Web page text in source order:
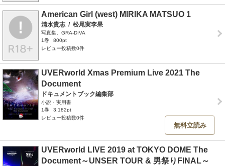
American Girl (west) MIRIKA MATSUO 1
清水貴志 / 松尾実李果
写真集、GRA-DIVA
1巻
800pt
レビュー投稿数0件
UVERworld Xmas Premium Live 2021 The
Document
ドキュメントブック編集部
小説・実用書
1巻
3,182pt
レビュー投稿数0件
無料立読み
UVERworld LIVE 2019 at TOKYO DOME The
Document～UNSER TOUR & 男祭りFINAL～